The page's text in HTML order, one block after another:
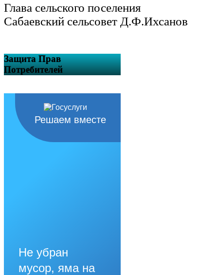
Глава сельского поселения
Сабаевский сельсовет Д.Ф.Ихсанов
Защита Прав
Потребителей
Решаем вместе
Не убран
мусор, яма на